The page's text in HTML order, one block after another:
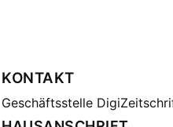
KONTAKT
Geschäftsstelle